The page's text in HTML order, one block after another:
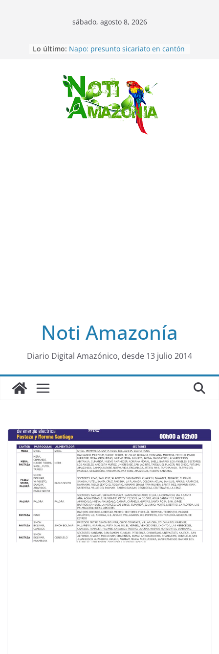
Saltar
al
sábado, agosto 8, 2026
Lo último: Napo: presunto sicariato en cantón
desaparecidos fueron encontrados
muertos en Puerto lopez
Sentencian a 34 años de prisión a
implicados en caso de Alison,
oriunda de Tena
Vozinha, el arquero sensación de
cabo Verde, ya llegó para
Noti Amazonía
Diario Digital Amazónico, desde 13 julio 2014